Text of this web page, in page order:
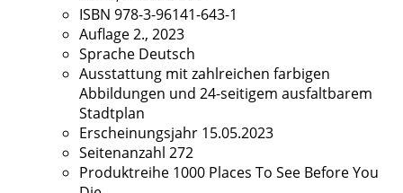
ISBN 978-3-96141-643-1
Auflage2., 2023
Sprache Deutsch
Ausstattung mit zahlreichen farbigen
Abbildungen und 24-seitigem ausfaltbarem
Stadtplan
Erscheinungsjahr 15.05.2023
Seitenanzahl 272
Produktreihe 1000 Places To See Before You